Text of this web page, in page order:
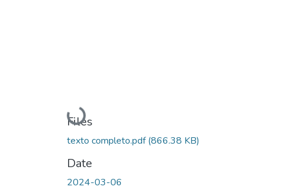
Loading...
Files
texto completo.pdf(866.38 KB)
Date
2024-03-06